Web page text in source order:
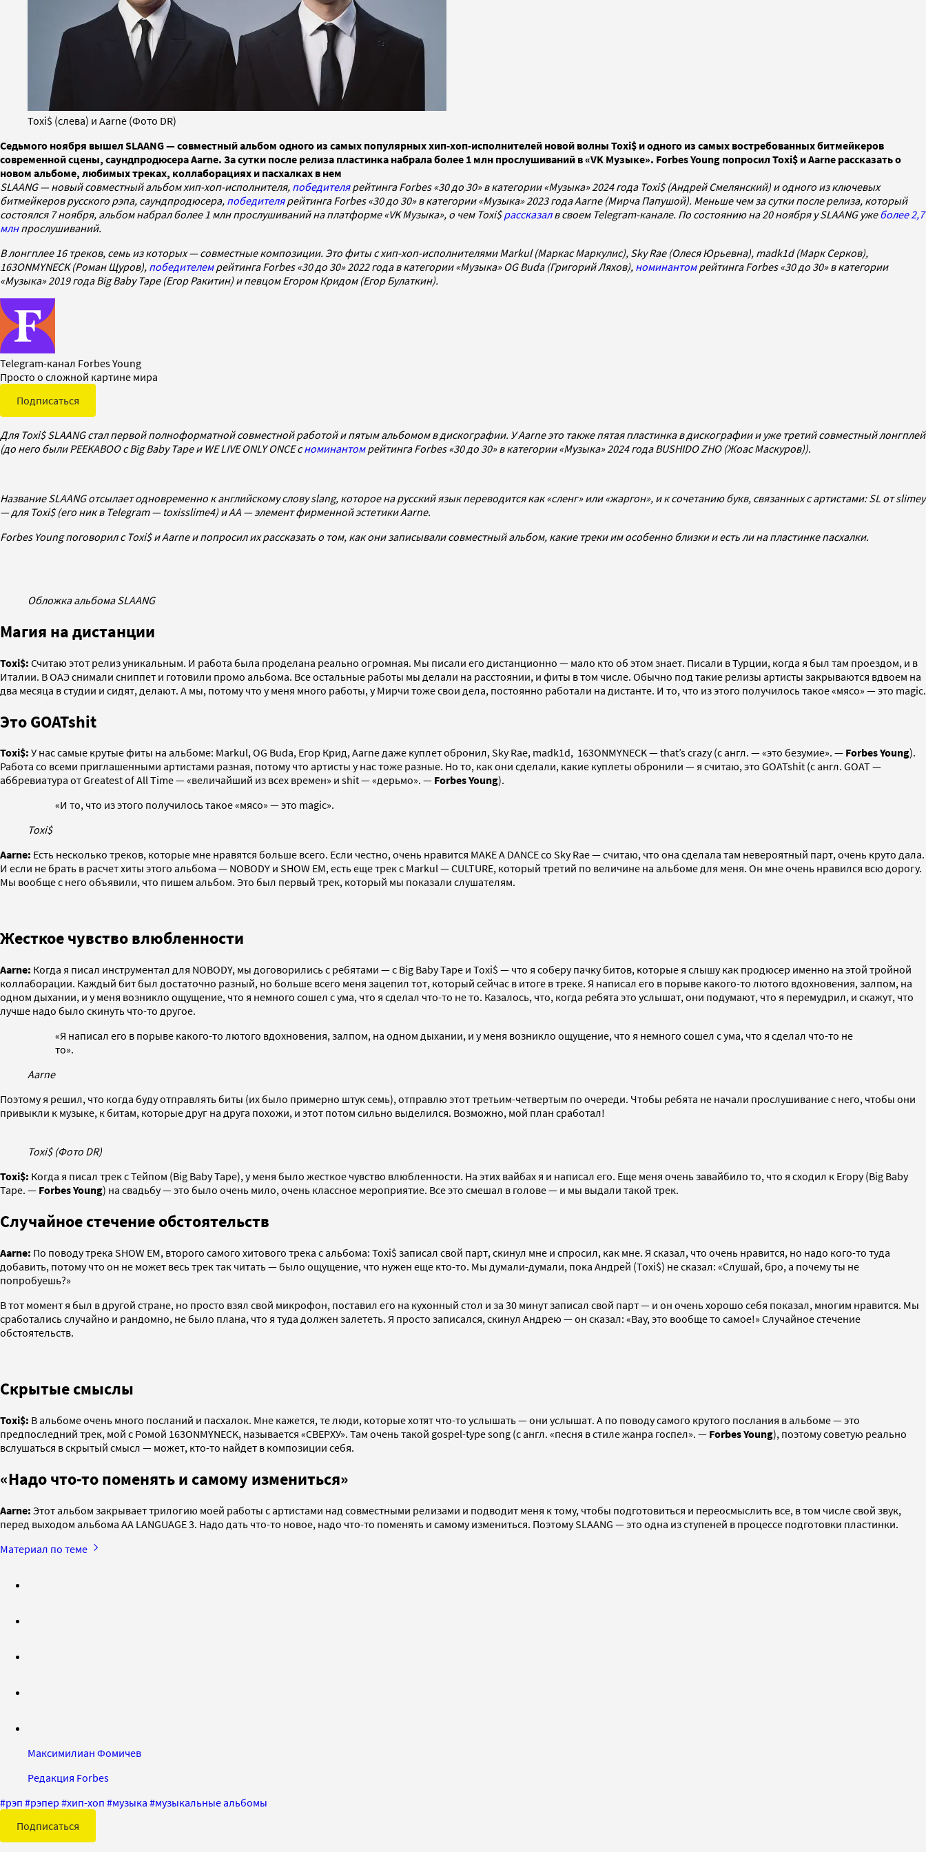
Toxi$ (слева) и Aarne (Фото DR)
Седьмого ноября вышел SLAANG — совместный альбом одного из самых популярных хип-хоп-исполнителей новой волны Toxi$ и одного из самых востребованных битмейкеров
современной сцены, саундпродюсера Aarne. За сутки после релиза пластинка набрала более 1 млн прослушиваний в «VK Музыке». Forbes Young попросил Toxi$ и Aarne рассказать о
новом альбоме, любимых треках, коллаборациях и пасхалках в нем
SLAANG — новый совместный альбом хип-хоп-исполнителя, победителярейтинга Forbes «30 до 30» в категории «Музыка» 2024 года Toxi$ (Андрей Смелянский) и одного из ключевых
битмейкеров русского рэпа, саундпродюсера, победителярейтинга Forbes «30 до 30» в категории «Музыка» 2023 года Aarne (Мирча Папушой). Меньше чем за сутки после релиза, который
состоялся 7 ноября, альбом набрал более 1 млн прослушиваний на платформе «VK Музыка», о чем Toxi$рассказалв своем Telegram-канале. По состоянию на 20 ноября у SLAANG ужеболее 2,7
млнпрослушиваний.
В лонгплее 16 треков, семь из которых — совместные композиции. Это фиты с хип-хоп-исполнителями Markul (Маркас Маркулис), Sky Rae (Олеся Юрьевна), madk1d (Марк Серков),
163ONMYNECK (Роман Щуров), победителемрейтинга Forbes «30 до 30» 2022 года в категории «Музыка» OG Buda (Григорий Ляхов), номинантомрейтинга Forbes «30 до 30» в категории
«Музыка» 2019 года Big Baby Tape (Егор Ракитин) и певцом Егором Кридом (Егор Булаткин).
Telegram-канал Forbes Young
Просто о сложной картине мира
Подписаться
Для Toxi$ SLAANG стал первой полноформатной совместной работой и пятым альбомом в дискографии. У Aarne это также пятая пластинка в дискографии и уже третий совместный лонгплей
(до него были PEEKABOO с Big Baby Tape и WE LIVE ONLY ONCE сноминантомрейтинга Forbes «30 до 30» в категории «Музыка» 2024 года BUSHIDO ZHO (Жоас Маскуров)).
Название SLAANG отсылает одновременно к английскому слову slang, которое на русский язык переводится как «сленг» или «жаргон», и к сочетанию букв, связанных с артистами: SL от slimey
— для Toxi$ (его ник в Telegram — toxisslime4) и AA — элемент фирменной эстетики Aarne.
Forbes Young поговорил с Toxi$ и Aarne и попросил их рассказать о том, как они записывали совместный альбом, какие треки им особенно близки и есть ли на пластинке пасхалки.
Обложка альбома SLAANG
Магия на дистанции
Toxi$: Считаю этот релиз уникальным. И работа была проделана реально огромная. Мы писали его дистанционно — мало кто об этом знает. Писали в Турции, когда я был там проездом, и в
Италии. В ОАЭ снимали сниппет и готовили промо альбома. Все остальные работы мы делали на расстоянии, и фиты в том числе. Обычно под такие релизы артисты закрываются вдвоем на
два месяца в студии и сидят, делают. А мы, потому что у меня много работы, у Мирчи тоже свои дела, постоянно работали на дистанте. И то, что из этого получилось такое «мясо» — это magic.
Это GOATshit
Toxi$: У нас самые крутые фиты на альбоме: Markul, OG Buda, Егор Крид, Aarne даже куплет обронил, Sky Rae, madk1d, 163ONMYNECK — that’s crazy (с англ. — «это безумие». — Forbes Young).
Работа со всеми приглашенными артистами разная, потому что артисты у нас тоже разные. Но то, как они сделали, какие куплеты обронили — я считаю, это GOATshit (с англ. GOAT —
аббревиатура от Greatest of All Time — «величайший из всех времен» и shit — «дерьмо». — Forbes Young).
«И то, что из этого получилось такое «мясо» — это magic».
Toxi$
Aarne: Есть несколько треков, которые мне нравятся больше всего. Если честно, очень нравится MAKE A DANCE со Sky Rae — считаю, что она сделала там невероятный парт, очень круто дала.
И если не брать в расчет хиты этого альбома — NOBODY и SHOW EM, есть еще трек с Markul — CULTURE, который третий по величине на альбоме для меня. Он мне очень нравился всю дорогу.
Мы вообще с него объявили, что пишем альбом. Это был первый трек, который мы показали слушателям.
Жесткое чувство влюбленности
Aarne: Когда я писал инструментал для NOBODY, мы договорились с ребятами — с Big Baby Tape и Toxi$ — что я соберу пачку битов, которые я слышу как продюсер именно на этой тройной
коллаборации. Каждый бит был достаточно разный, но больше всего меня зацепил тот, который сейчас в итоге в треке. Я написал его в порыве какого-то лютого вдохновения, залпом, на
одном дыхании, и у меня возникло ощущение, что я немного сошел с ума, что я сделал что-то не то. Казалось, что, когда ребята это услышат, они подумают, что я перемудрил, и скажут, что
лучше надо было скинуть что-то другое.
«Я написал его в порыве какого-то лютого вдохновения, залпом, на одном дыхании, и у меня возникло ощущение, что я немного сошел с ума, что я сделал что-то не
то».
Aarne
Поэтому я решил, что когда буду отправлять биты (их было примерно штук семь), отправлю этот третьим-четвертым по очереди. Чтобы ребята не начали прослушивание с него, чтобы они
привыкли к музыке, к битам, которые друг на друга похожи, и этот потом сильно выделился. Возможно, мой план сработал!
Toxi$ (Фото DR)
Toxi$: Когда я писал трек с Тейпом (Big Baby Tape), у меня было жесткое чувство влюбленности. На этих вайбах я и написал его. Еще меня очень завайбило то, что я сходил к Егору (Big Baby
Tape. — Forbes Young) на свадьбу — это было очень мило, очень классное мероприятие. Все это смешал в голове — и мы выдали такой трек.
Случайное стечение обстоятельств
Aarne: По поводу трека SHOW EM, второго самого хитового трека с альбома: Toxi$ записал свой парт, скинул мне и спросил, как мне. Я сказал, что очень нравится, но надо кого-то туда
добавить, потому что он не может весь трек так читать — было ощущение, что нужен еще кто-то. Мы думали-думали, пока Андрей (Toxi$) не сказал: «Слушай, бро, а почему ты не
попробуешь?»
В тот момент я был в другой стране, но просто взял свой микрофон, поставил его на кухонный стол и за 30 минут записал свой парт — и он очень хорошо себя показал, многим нравится. Мы
сработались случайно и рандомно, не было плана, что я туда должен залететь. Я просто записался, скинул Андрею — он сказал: «Вау, это вообще то самое!» Случайное стечение
обстоятельств.
Скрытые смыслы
Toxi$: В альбоме очень много посланий и пасхалок. Мне кажется, те люди, которые хотят что-то услышать — они услышат. А по поводу самого крутого послания в альбоме — это
предпоследний трек, мой с Ромой 163ONMYNECK, называется «СВЕРХУ». Там очень такой gospel-type song (с англ. «песня в стиле жанра госпел». — Forbes Young), поэтому советую реально
вслушаться в скрытый смысл — может, кто-то найдет в композиции себя.
«Надо что-то поменять и самому измениться»
Aarne: Этот альбом закрывает трилогию моей работы с артистами над совместными релизами и подводит меня к тому, чтобы подготовиться и переосмыслить все, в том числе свой звук,
перед выходом альбома AA LANGUAGE 3. Надо дать что-то новое, надо что-то поменять и самому измениться. Поэтому SLAANG — это одна из ступеней в процессе подготовки пластинки.
Материал по теме
Максимилиан Фомичев
Редакция Forbes
#рэп #рэпер #хип-хоп #музыка #музыкальные альбомы
Подписаться